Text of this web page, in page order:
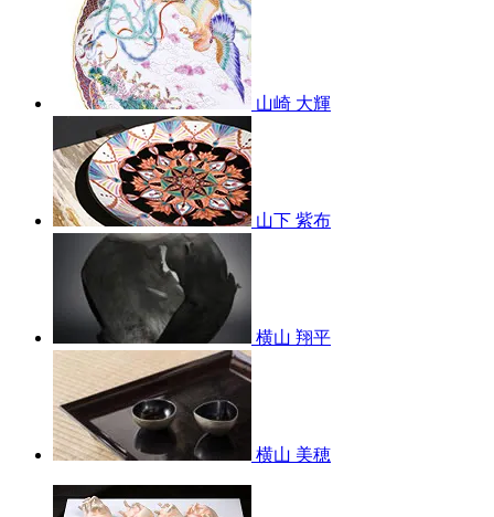
山崎 大輝
山下 紫布
横山 翔平
横山 美穂